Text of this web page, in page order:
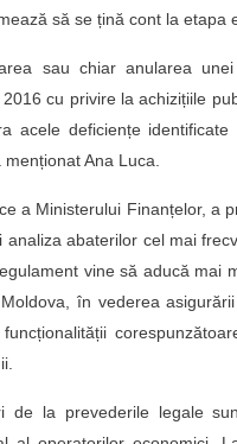
să se țină cont la etapa
sau chiar anularea
cu privire la achizițiile
acele deficiențe
Ana Luca.
a Ministerului Finanțelor, a
abaterilor cel mai
vine să aducă mai
în vederea
la prevederile legale